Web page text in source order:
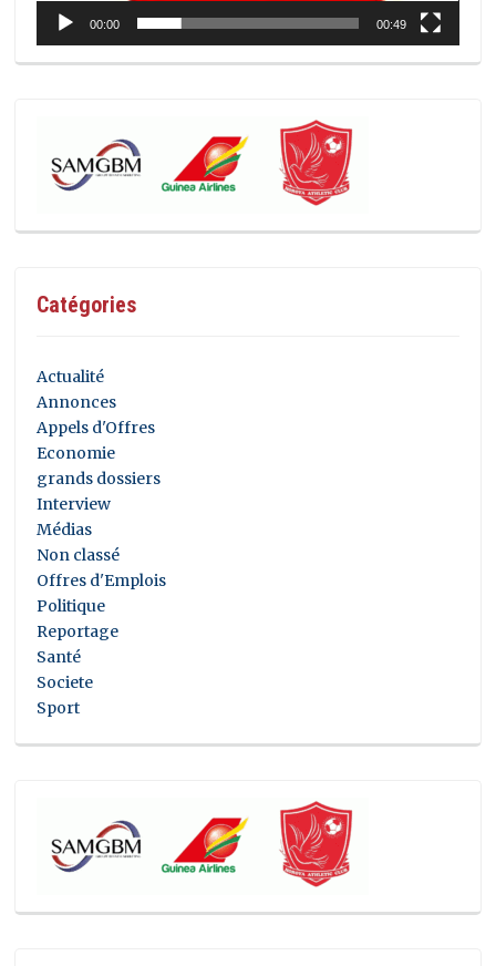
00:00 00:49
Catégories
Actualité
Annonces
Appels d'Offres
Economie
grands dossiers
Interview
Médias
Non classé
Offres d'Emplois
Politique
Reportage
Santé
Societe
Sport